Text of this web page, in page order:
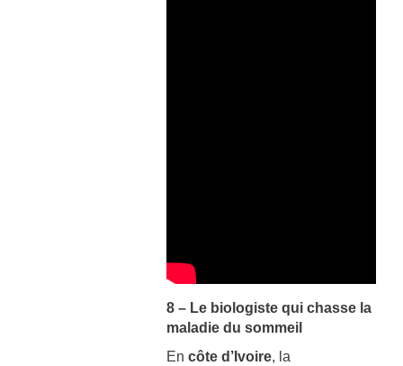
8 – Le biologiste qui chasse la
maladie du sommeil
Encôte d’Ivoire, la